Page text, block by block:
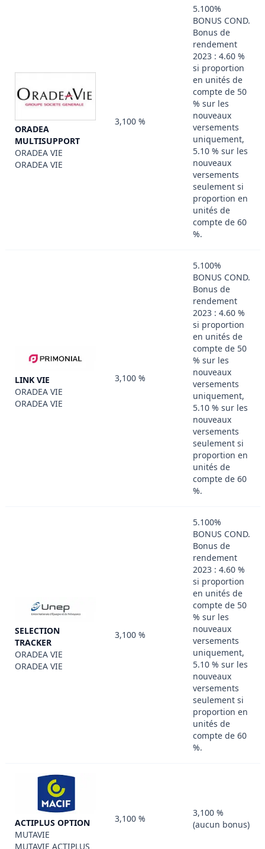
ORADEA
MULTISUPPORT
ORADEA VIE
ORADEA VIE
3,100 %
5.100%
BONUS COND.
Bonus de
rendement
2023 : 4.60 %
si proportion
en unités de
compte de 50
% sur les
nouveaux
versements
uniquement,
5.10 % sur les
nouveaux
versements
seulement si
proportion en
unités de
compte de 60
%.
LINK VIE
ORADEA VIE
ORADEA VIE
3,100 %
5.100%
BONUS COND.
Bonus de
rendement
2023 : 4.60 %
si proportion
en unités de
compte de 50
% sur les
nouveaux
versements
uniquement,
5.10 % sur les
nouveaux
versements
seulement si
proportion en
unités de
compte de 60
%.
SELECTION
TRACKER
ORADEA VIE
ORADEA VIE
3,100 %
5.100%
BONUS COND.
Bonus de
rendement
2023 : 4.60 %
si proportion
en unités de
compte de 50
% sur les
nouveaux
versements
uniquement,
5.10 % sur les
nouveaux
versements
seulement si
proportion en
unités de
compte de 60
%.
ACTIPLUS OPTION
MUTAVIE
MUTAVIE ACTIPLUS
3,100 %
3,100 %
(aucun bonus)